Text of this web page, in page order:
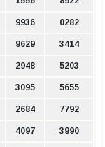
9936 0282
9629 3414
2948 5203
3095 5655
2684 7792
4097 3990